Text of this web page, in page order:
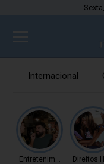
Internacional
Entretenimento Direitos